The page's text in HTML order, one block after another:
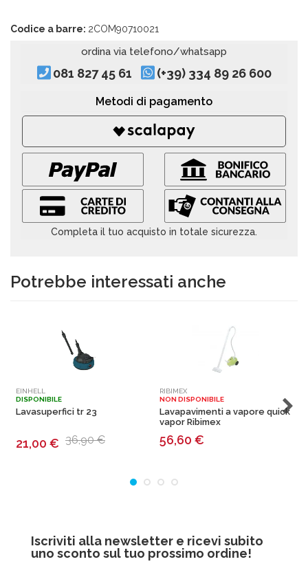
Codice a barre: 2COM90710021
ordina via telefono/whatsapp
081 827 45 61 (+39) 334 89 26 600
Metodi di pagamento
Completa il tuo acquisto in totale sicurezza.
Potrebbe interessati anche
EINHELL
DISPONIBILE
Lavasuperfici tr 23
21,00 € 36,90 €
RIBIMEX
NON DISPONIBILE
Lavapavimenti a vapore quick
vapor Ribimex
56,60 €
Iscriviti alla newsletter e ricevi subito
uno sconto sul tuo prossimo ordine!